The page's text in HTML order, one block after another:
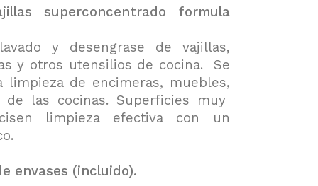
superconcentrado formula
y desengrase de vajillas,
y otros utensilios de cocina. Se
de encimeras, muebles,
de las cocinas. Superficies muy
limpieza efectiva con un
envases (incluido).